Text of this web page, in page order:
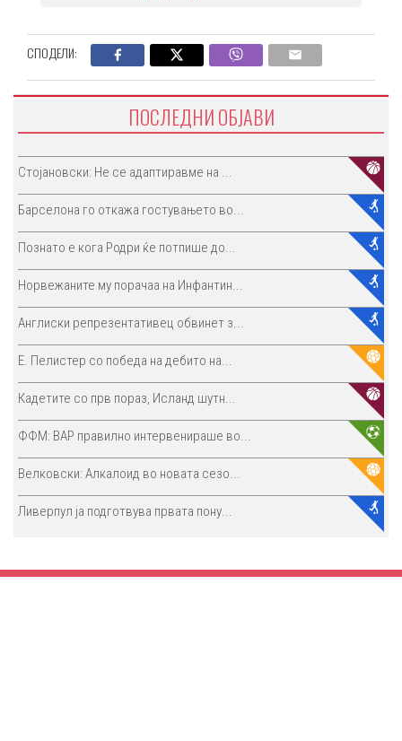
СПОДЕЛИ:
ПОСЛЕДНИ ОБЈАВИ
Стојановски: Не се адаптиравме на ...
Барселона го откажа гостувањето во...
Познато е кога Родри ќе потпише до...
Норвежаните му порачаа на Инфантин...
Англиски репрезентативец обвинет з...
E. Пелистер со победа на дебито на...
Кадетите со прв пораз, Исланд шутн...
ФФМ: ВАР правилно интервенираше во...
Велковски: Алкалоид во новата сезо...
Ливерпул ја подготвува првата пону...